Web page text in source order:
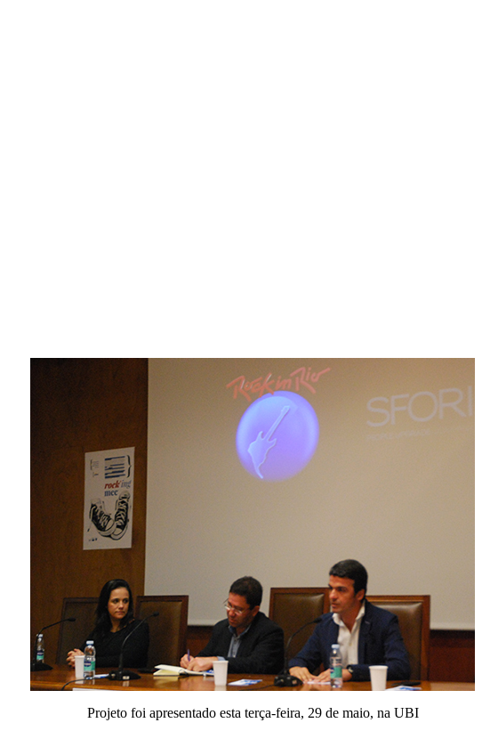
Projeto foi apresentado esta terça-feira, 29 de maio, na UBI